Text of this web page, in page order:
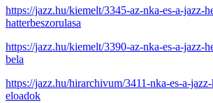
https://jazz.hu/kiemelt/3345-az-nka-es-a-jazz-
hatterbeszorulasa
https://jazz.hu/kiemelt/3390-az-nka-es-a-jazz-
bela
https://jazz.hu/hirarchivum/3411-nka-es-a-
eloadok